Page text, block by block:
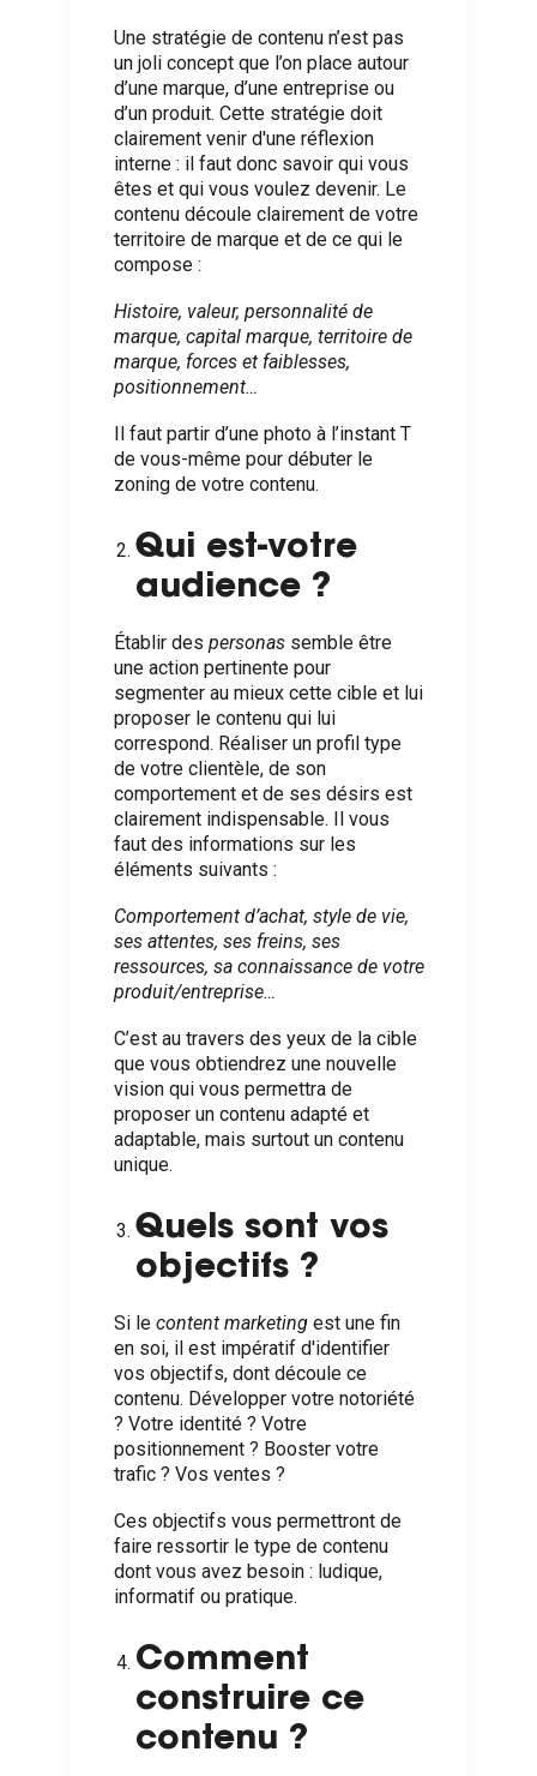
Une stratégie de contenu n’est pas
un joli concept que l’on place autour
d’une marque, d’une entreprise ou
d’un produit. Cette stratégie doit
clairement venir d'une réflexion
interne : il faut donc savoir qui vous
êtes et qui vous voulez devenir. Le
contenu découle clairement de votre
territoire de marque et de ce qui le
compose :
Histoire, valeur, personnalité de
marque, capital marque, territoire de
marque, forces et faiblesses,
positionnement…
Il faut partir d’une photo à l’instant T
de vous-même pour débuter le
zoning de votre contenu.
Qui est-votre
audience ?
Établir des personassemble être
une action pertinente pour
segmenter au mieux cette cible et lui
proposer le contenu qui lui
correspond. Réaliser un profil type
de votre clientèle, de son
comportement et de ses désirs est
clairement indispensable. Il vous
faut des informations sur les
éléments suivants :
Comportement d’achat, style de vie,
ses attentes, ses freins, ses
ressources, sa connaissance de votre
produit/entreprise…
C’est au travers des yeux de la cible
que vous obtiendrez une nouvelle
vision qui vous permettra de
proposer un contenu adapté et
adaptable, mais surtout un contenu
unique.
Quels sont vos
objectifs ?
Si le content marketingest une fin
en soi, il est impératif d'identifier
vos objectifs, dont découle ce
contenu. Développer votre notoriété
? Votre identité ? Votre
positionnement ? Booster votre
trafic ? Vos ventes ?
Ces objectifs vous permettront de
faire ressortir le type de contenu
dont vous avez besoin : ludique,
informatif ou pratique.
Comment
construire ce
contenu ?